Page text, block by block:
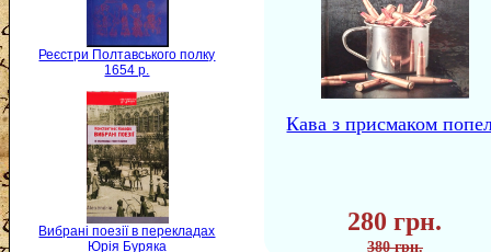
Реєстри Полтавського полку
1654 р.
Вибрані поезії в перекладах
Юрія Буряка
Кава з присмаком
280 грн.
380 грн.